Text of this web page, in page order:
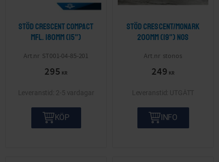
Stöd Crescent Compact
mfl. 180mm (15")
ST001-04-85-201
295 KR
2-5 vardagar
KÖP
Stöd Crescent/Monark
200mm (19") NOS
stonos
249 KR
UTGÅTT
INFO